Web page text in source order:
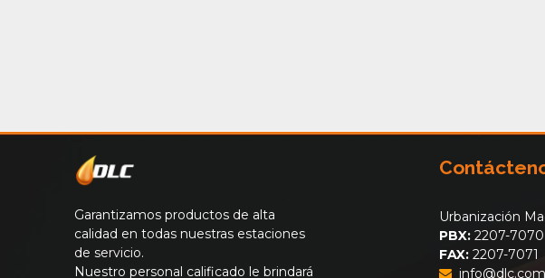
Garantizamos productos de alta
calidad en todas nuestras estaciones
de servicio.
Nuestro personal calificado le brindará
Urbanización
PBX:2207-7070
FAX: 2207-7071